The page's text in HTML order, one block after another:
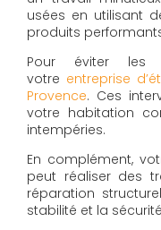
usées en utilisant
produits
Pour éviter les
votre entreprise
Provence. Ces
votre habitation
intempéries.
En complément,
peut réaliser des
réparation
stabilité et la